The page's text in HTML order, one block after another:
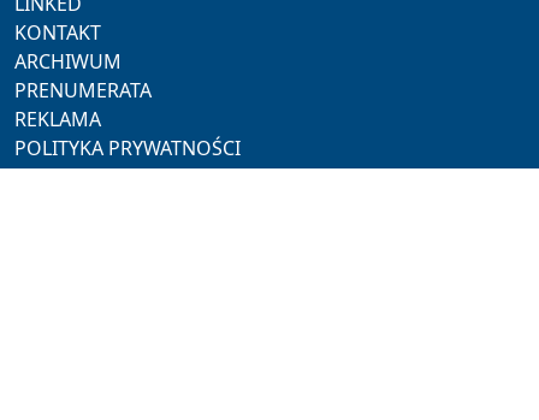
KONTAKT
ARCHIWUM
PRENUMERATA
REKLAMA
POLITYKA PRYWATNOŚCI
NASZE SERWISY